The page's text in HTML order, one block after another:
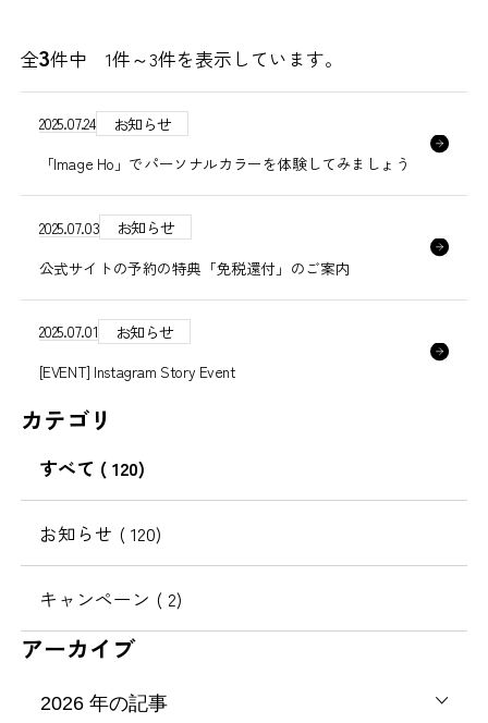
全3件中 1件～3件を表示しています。
2025.07.24 お知らせ
「Image Ho」でパーソナルカラーを体験してみましょう
2025.07.03 お知らせ
公式サイトの予約の特典「免税還付」のご案内
2025.07.01 お知らせ
[EVENT] Instagram Story Event
カテゴリ
すべて ( 120)
お知らせ ( 120)
キャンペーン ( 2)
アーカイブ
2026 年の記事